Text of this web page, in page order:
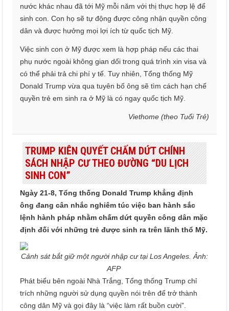
nước khác nhau đã tới Mỹ mỗi năm với thị thực hợp lệ để
sinh con. Con họ sẽ tự động được công nhận quyền công
dân và được hưởng mọi lợi ích từ quốc tịch Mỹ.
Việc sinh con ở Mỹ được xem là hợp pháp nếu các thai
phụ nước ngoài không gian dối trong quá trình xin visa và
có thể phải trả chi phí y tế. Tuy nhiên, Tổng thống Mỹ
Donald Trump vừa qua tuyên bố ông sẽ tìm cách hạn chế
quyền trẻ em sinh ra ở Mỹ là có ngay quốc tịch Mỹ.
Viethome (theo Tuổi Trẻ)
TRUMP KIÊN QUYẾT CHẤM DỨT CHÍNH
SÁCH NHẬP CƯ THEO ĐƯỜNG “DU LỊCH
SINH CON”
Ngày 21-8, Tổng thống Donald Trump khẳng định
ông đang cân nhắc nghiêm túc việc ban hành sắc
lệnh hành pháp nhằm chấm dứt quyền công dân mặc
định đối với những trẻ được sinh ra trên lãnh thổ Mỹ.
Cảnh sát bắt giữ một người nhập cư tại Los Angeles. Ảnh:
AFP
Phát biểu bên ngoài Nhà Trắng, Tổng thống Trump chỉ
trích những người sử dụng quyền nói trên để trở thành
công dân Mỹ và gọi đây là “việc làm rất buồn cười”.